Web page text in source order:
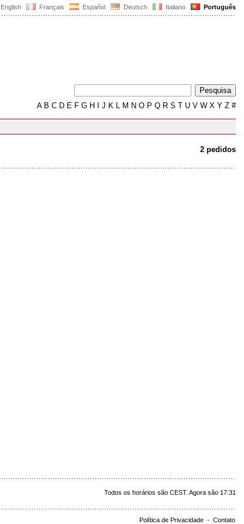
English Français Español Deutsch Italiano Português
AB C D E F G H J K L M N O P Q R S T U V W X Y Z #
2 pedidos
Todos os horários são CEST. Agora são 17:31
Política de Privacidade - Contato